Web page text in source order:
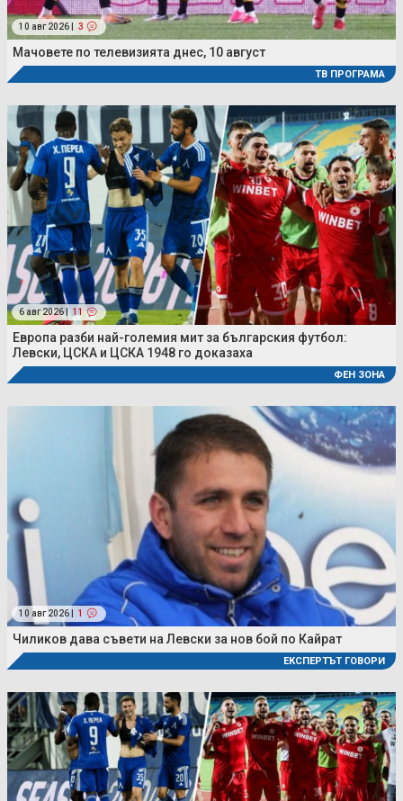
10 авг 2026 | 3
Мачовете по телевизията днес, 10 август
ТВ ПРОГРАМА
6 авг 2026 | 11
Европа разби най-големия мит за българския футбол:
Левски, ЦСКА и ЦСКА 1948 го доказаха
ФЕН ЗОНА
10 авг 2026 | 1
Чиликов дава съвети на Левски за нов бой по Кайрат
ЕКСПЕРТЪТ ГОВОРИ